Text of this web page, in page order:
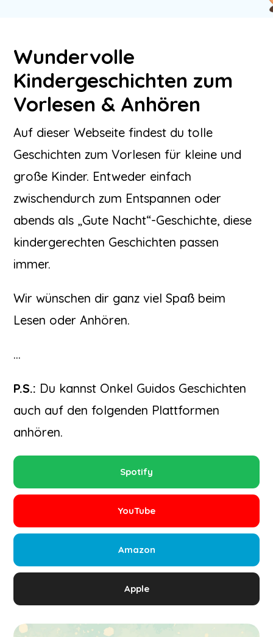
Wundervolle
Kindergeschichten zum
Vorlesen & Anhören
Auf dieser Webseite findest du tolle
Geschichten zum Vorlesen für kleine und
große Kinder. Entweder einfach
zwischendurch zum Entspannen oder
abends als „Gute Nacht“-Geschichte, diese
kindergerechten Geschichten passen
immer.
Wir wünschen dir ganz viel Spaß beim
Lesen oder Anhören.
…
P.S.: Du kannst Onkel Guidos Geschichten
auch auf den folgenden Plattformen
anhören.
Spotify
YouTube
Amazon
Apple